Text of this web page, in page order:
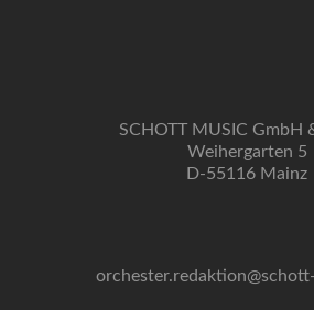
SCHOTT MUSIC GmbH
Weihergarten 5
D-55116 Mainz